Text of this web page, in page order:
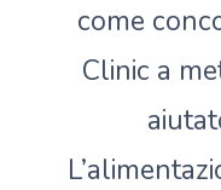
come
Clinic a